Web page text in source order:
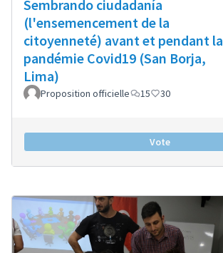
Sembrando ciudadanía
(l'ensemencement de la
citoyenneté) avant et pendant la
pandémie Covid19 (San Borja,
Lima)
Proposition officielle 15 30
Vote